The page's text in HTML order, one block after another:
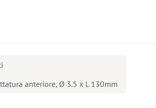
anteriore, Ø 3.5 x L 130mm